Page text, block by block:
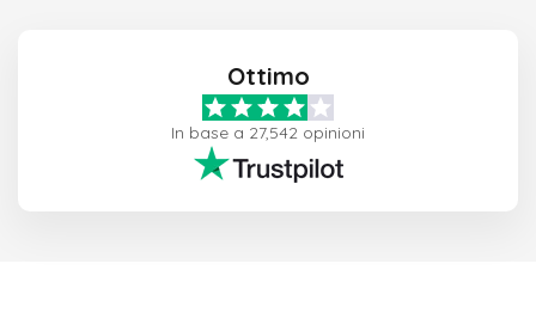
Ottimo
In base a 27,542 opinioni